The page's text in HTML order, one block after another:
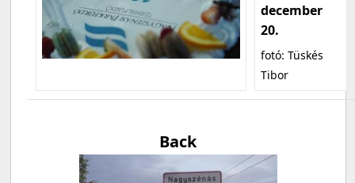
december
20.
fotó: Tüskés
Tibor
Back